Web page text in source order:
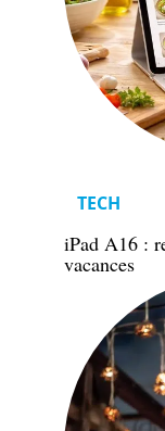
TECH
iPad A16 :
vacances